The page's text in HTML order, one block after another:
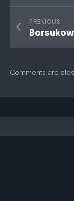
PREVIOUS
Comments are